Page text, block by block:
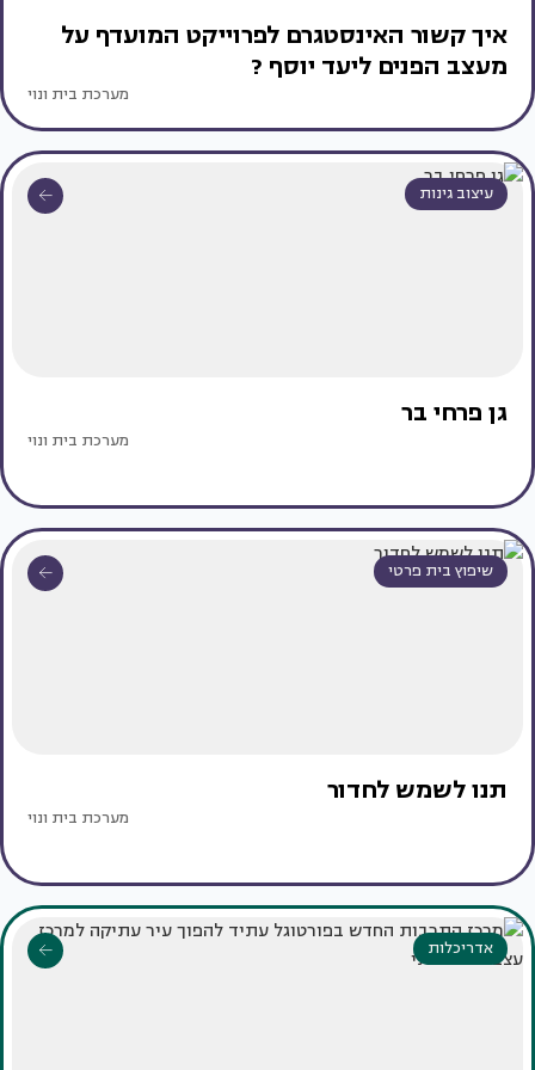
איך קשור האינסטגרם לפרוייקט המועדף על
מעצב הפנים ליעד יוסף ?
מערכת בית ונוי
עיצוב גינות
גן פרחי בר
מערכת בית ונוי
שיפוץ בית פרטי
תנו לשמש לחדור
מערכת בית ונוי
אדריכלות